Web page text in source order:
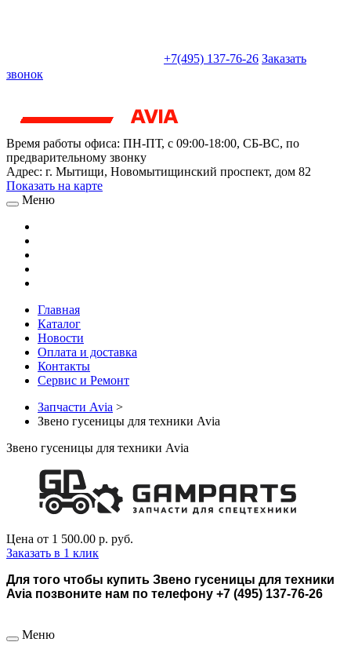
+7(495) 137-76-26 Заказать
звонок
Время работы офиса: ПН-ПТ, с 09:00-18:00, СБ-ВС, по
предварительному звонку
Адрес: г. Мытищи, Новомытищинский проспект, дом 82
Показать на карте
Меню
Главная
Каталог
Новости
Оплата и доставка
Контакты
Сервис и Ремонт
Запчасти Avia >
Звено гусеницы для техники Avia
Звено гусеницы для техники Avia
Цена от 1 500.00 р. руб.
Заказать в 1 клик
Для того чтобы купить Звено гусеницы для техники
Avia позвоните нам по телефону +7 (495) 137-76-26
Меню